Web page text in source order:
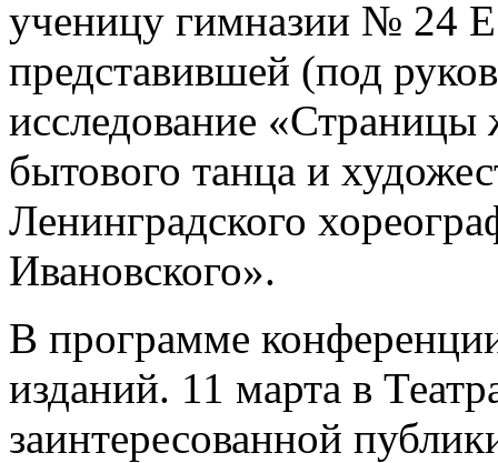
ученицу гимназии № 24
представившей (под
исследование «Страницы
бытового танца и
Ленинградского
Ивановского».
В программе
изданий. 11 марта в
заинтересованной